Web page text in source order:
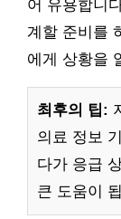
어 유용합니
계할 준비를
에게 상황을
최후의 팁:
의료 정보
다가 응급
큰 도움이